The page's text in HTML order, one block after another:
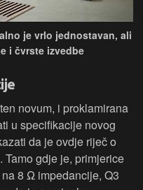
je vrlo jednostavan, ali
i čvrste izvedbe
novum, i proklamirana
u specifikacije novog
da je ovdje riječ o
gdje je, primjerice
8 Ω impedancije, Q3